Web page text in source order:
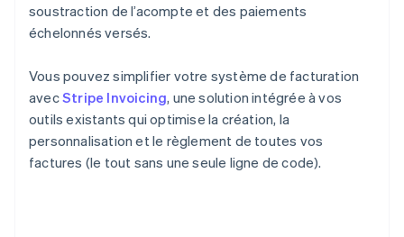
soustraction de l’acompte et des paiements
échelonnés versés.
Vous pouvez simplifier votre système de facturation
avecStripe Invoicing, une solution intégrée à vos
outils existants qui optimise la création, la
personnalisation et le règlement de toutes vos
factures (le tout sans une seule ligne de code).